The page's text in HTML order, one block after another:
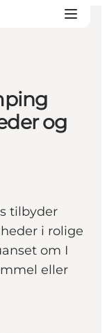
og
tilbyder
i rolige
om I
eller